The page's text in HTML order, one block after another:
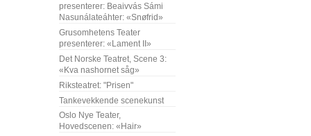
presenterer: Beaivvás Sámi
Nasunálateáhter: «Snøfrid»
Grusomhetens Teater
presenterer: «Lament II»
Det Norske Teatret, Scene 3:
«Kva nashornet såg»
Riksteatret: "Prisen"
Tankevekkende scenekunst
Oslo Nye Teater,
Hovedscenen: «Hair»